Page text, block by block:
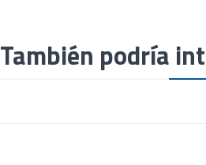
También podría